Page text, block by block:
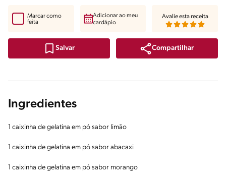
Salvar Compartilhar
Marcar como
feita
Adicionar ao meu
cardápio
Avalie esta receita
Ingredientes
1 caixinha de gelatina em pó sabor limão
1 caixinha de gelatina em pó sabor abacaxi
1 caixinha de gelatina em pó sabor morango